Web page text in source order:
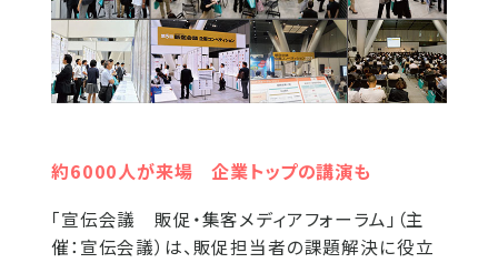
約6000人が来場 企業トップの講演も
「宣伝会議 販促・集客メディアフォーラム」（主
催：宣伝会議）は、販促担当者の課題解決に役立